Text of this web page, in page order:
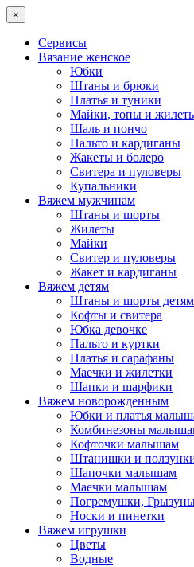
×
Сервисы
Вязание женское
Юбки
Штаны и брюки
Платья и туники
Майки, топы и
Шаль и пончо
Пальто и кардиганы
Жакеты и болеро
Свитера и пуловеры
Купальники
Вяжем мужчинам
Штаны и шорты
Жилеты
Майки
Свитер и пуловеры
Жакет и кардиганы
Вяжем детям
Штаны и шорты детям
Кофты и свитера
Юбка девочке
Пальто и куртки
Платья и сарафаны
Маечки и жилетки
Шапки и шарфики
Вяжем новорожденным
Юбки и платья
Комбинезоны
Кофточки малышам
Штанишки и
Шапочки малышам
Маечки малышам
Погремушки,
Носки и пинетки
Вяжем игрушки
Цветы
Водные